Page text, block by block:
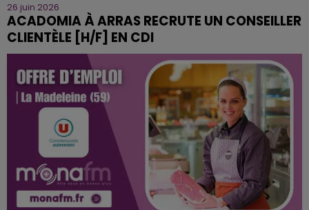
26 juin 2026
ACADOMIA À ARRAS RECRUTE UN CONSEILLER
CLIENTÈLE [H/F] EN CDI